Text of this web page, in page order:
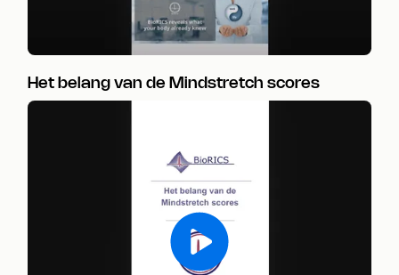
Het belang van de Mindstretch scores